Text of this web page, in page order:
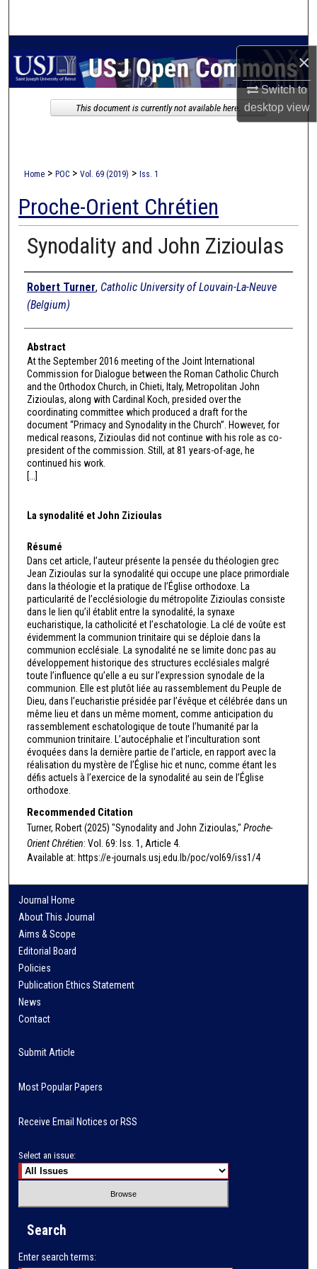
×
Switch to
desktopview
My Account
Home > POC > Vol. 69 (2019) > Iss. 1
Proche-Orient Chrétien
Synodality and John Zizioulas
Authors
Robert Turner, Catholic University of Louvain-La-Neuve
(Belgium)
Abstract
At the September 2016 meeting of the Joint International
Commission for Dialogue between the Roman Catholic Church
and the Orthodox Church, in Chieti, Italy, Metropolitan John
Zizioulas, along with Cardinal Koch, presided over the
coordinating committee which produced a draft for the
document “Primacy and Synodality in the Church”. However, for
medical reasons, Zizioulas did not continue with his role as co-
president of the commission. Still, at 81 years-of-age, he
continued his work.
[...]
La synodalité et John Zizioulas
Résumé
Dans cet article, l’auteur présente la pensée du théologien grec
Jean Zizioulas sur la synodalité qui occupe une place primordiale
dans la théologie et la pratique de l’Église orthodoxe. La
particularité de l’ecclésiologie du métropolite Zizioulas consiste
dans le lien qu’il établit entre la synodalité, la synaxe
eucharistique, la catholicité et l’eschatologie. La clé de voûte est
évidemment la communion trinitaire qui se déploie dans la
communion ecclésiale. La synodalité ne se limite donc pas au
développement historique des structures ecclésiales malgré
toute l’influence qu’elle a eu sur l’expression synodale de la
communion. Elle est plutôt liée au rassemblement du Peuple de
Dieu, dans l’eucharistie présidée par l’évêque et célébrée dans un
même lieu et dans un même moment, comme anticipation du
rassemblement eschatologique de toute l’humanité par la
communion trinitaire. L’autocéphalie et l’inculturation sont
évoquées dans la dernière partie de l’article, en rapport avec la
réalisation du mystère de l’Église hic et nunc, comme étant les
défis actuels à l’exercice de la synodalité au sein de l’Église
orthodoxe.
Recommended Citation
Turner, Robert (2025) "Synodality and John Zizioulas," Proche-
Orient Chrétien: Vol. 69: Iss. 1, Article 4.
Available at: https://e-journals.usj.edu.lb/poc/vol69/iss1/4
This document is currently not available here.
Journal Home
About This Journal
Aims & Scope
Editorial Board
Policies
Publication Ethics Statement
News
Contact
Submit Article
Most Popular Papers
Receive Email Notices or RSS
Select an issue:
Search
Enter search terms: